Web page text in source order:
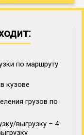
по маршруту
кузове
грузов по
выгрузку – 4